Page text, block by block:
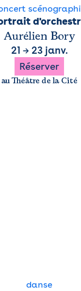
Aurélien Bory
21 → 23 janv.
Réserver
au Théâtre de la Cité
danse